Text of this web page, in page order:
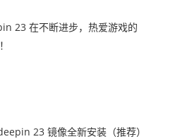
23 在不断进步，热爱游戏的
23 镜像全新安装（推荐）